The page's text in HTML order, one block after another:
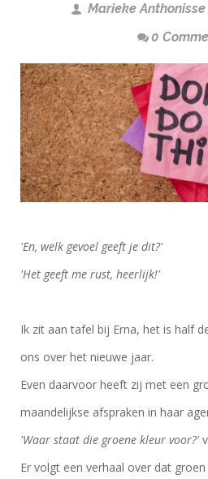
Marieke Anthonisse
0
'En, welk gevoel geeft je dit?'
'Het geeft me rust, heerlijk!'
Ik zit aan tafel bij Erna, het is half
ons over het nieuwe jaar.
Even daarvoor heeft zij met een
maandelijkse afspraken in haar
'Waar staat die groene kleur voor?'
Er volgt een verhaal over dat